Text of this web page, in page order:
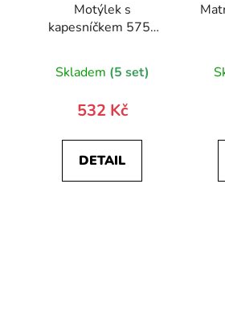
Motýlek s
kapesníčkem 575-
Skladem (5 set)
532 Kč
DETAIL